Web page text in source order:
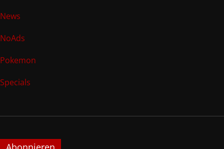
News
NoAds
Pokemon
Specials